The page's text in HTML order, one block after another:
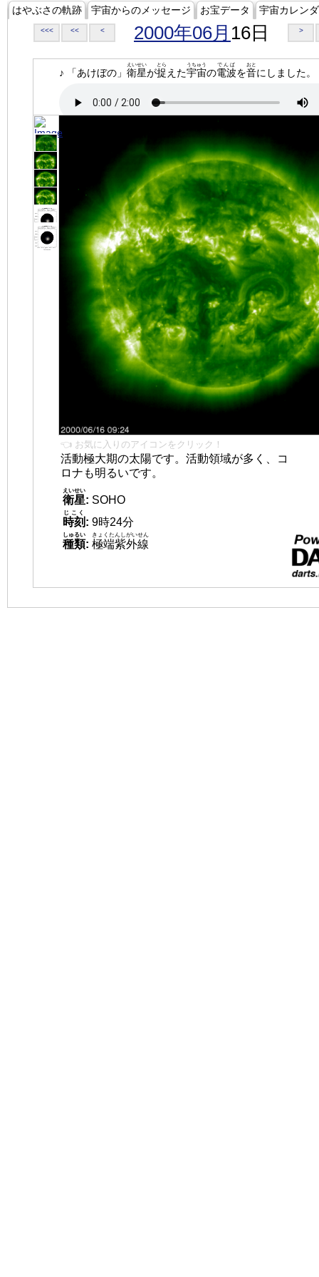
はやぶさの軌跡 宇宙からのメッセージ お宝データ 宇宙カレン
<<< << < 2000年06月 16日 >
♪ 「あけぼの」 衛星
えいせい
が捉
とら
えた宇宙
うちゅう
の電波
でんぱ
を音
おと
にしました。
👈 お気に入りのアイコンをクリック！
活動極大期の太陽です。活動領域が多く、コ
ロナも明るいです。
衛星
えいせい
: SOHO
時刻
じこく
: 9時24分
種類
しゅるい
: 極端紫外線
きょくたんしがいせん